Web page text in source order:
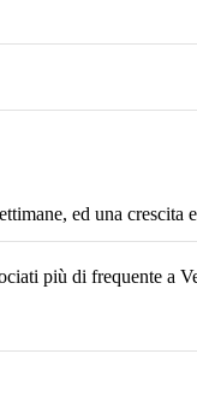
ed una
più di frequente a